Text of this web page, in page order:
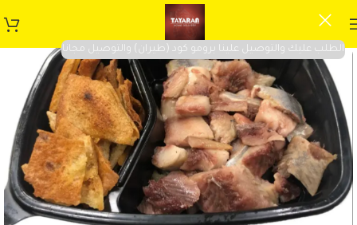
الطلب عليك والتوصيل علينا برومو كود (طيران) والتوصيل مجانا